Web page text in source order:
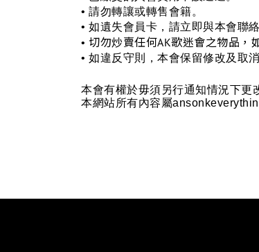
• 請勿轉讓或轉售會籍。
• 如遺失會員卡，請立即與本會聯
• 切勿炒賣任何AK歌迷會之物品，
• 如違反守則，本會保留修改及取
本會有權於毋須另行通知情況下更
本網站所有內容屬